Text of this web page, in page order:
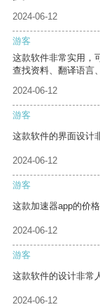
2024-06-12
游客
这款软件非常实用，
查找资料、翻译语言
2024-06-12
游客
这款软件的界面设计
2024-06-12
游客
这款加速器app的价
2024-06-12
游客
这款软件的设计非常
2024-06-12